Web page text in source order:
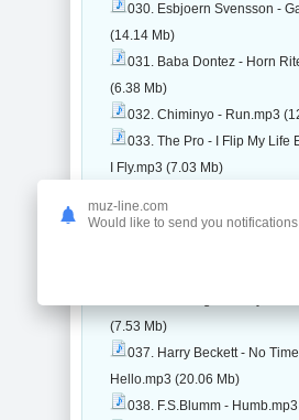
030. Esbjoern Svensson -
(14.14 Mb)
031. Baba Dontez - Horn
(6.38 Mb)
032. Chiminyo - Run.mp3
033. The Pro - I Flip My Life
I Fly.mp3 (7.03 Mb)
Your Mom.mp3 (9.22 Mb)
(7.53 Mb)
037. Harry Beckett - No
Hello.mp3 (20.06 Mb)
038. F.S.Blumm -
muz-line.com
Would like to send you notifications